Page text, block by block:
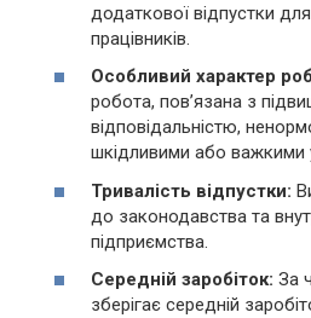
додаткової відпустки для
працівників.
Особливий характер
робота, пов’язана з
відповідальністю,
шкідливими або важкими
Тривалість відпустки:
до законодавства та
підприємства.
Середній заробіток: За
зберігає середній